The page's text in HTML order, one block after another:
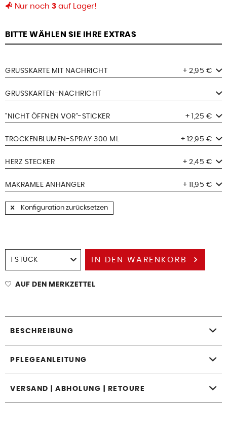
Nur noch 3 auf Lager!
BITTE WÄHLEN SIE IHRE EXTRAS
GRUSSKARTE MIT NACHRICHT + 2,95 €
GRUSSKARTEN-NACHRICHT
"NICHT ÖFFNEN VOR"-STICKER + 1,25 €
TROCKENBLUMEN-SPRAY 300 ML + 12,95 €
HERZ STECKER + 2,45 €
MAKRAMEE ANHÄNGER + 11,95 €
Konfiguration zurücksetzen
IN DEN WARENKORB
AUF DEN MERKZETTEL
BESCHREIBUNG
PFLEGEANLEITUNG
VERSAND | ABHOLUNG | RETOURE